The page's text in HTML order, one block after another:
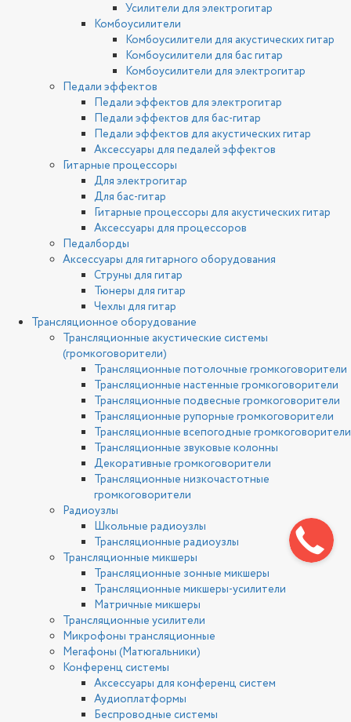
Усилители для электрогитар
Комбоусилители
Комбоусилители для акустических гитар
Комбоусилители для бас гитар
Комбоусилители для электрогитар
Педали эффектов
Педали эффектов для электрогитар
Педали эффектов для бас-гитар
Педали эффектов для акустических гитар
Аксессуары для педалей эффектов
Гитарные процессоры
Для электрогитар
Для бас-гитар
Гитарные процессоры для акустических гитар
Аксессуары для процессоров
Педалборды
Аксессуары для гитарного оборудования
Струны для гитар
Тюнеры для гитар
Чехлы для гитар
Трансляционное оборудование
Трансляционные акустические системы
(громкоговорители)
Трансляционные потолочные громкоговорители
Трансляционные настенные громкоговорители
Трансляционные подвесные громкоговорители
Трансляционные рупорные громкоговорители
Трансляционные всепогодные громкоговорители
Трансляционные звуковые колонны
Декоративные громкоговорители
Трансляционные низкочастотные
громкоговорители
Радиоузлы
Школьные радиоузлы
Трансляционные радиоузлы
Трансляционные микшеры
Трансляционные зонные микшеры
Трансляционные микшеры-усилители
Матричные микшеры
Трансляционные усилители
Микрофоны трансляционные
Мегафоны (Матюгальники)
Конференц системы
Аксессуары для конференц систем
Аудиоплатформы
Беспроводные системы